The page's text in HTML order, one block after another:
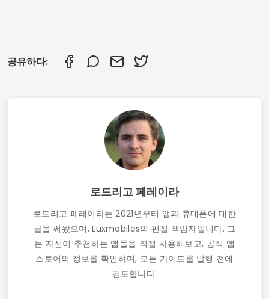
공유하다:
로드리고 페레이라
로드리고 페레이라는 2021년부터 앱과 휴대폰에 대한
글을 써왔으며, Luxmobiles의 편집 책임자입니다. 그
는 자신이 추천하는 앱들을 직접 사용해보고, 공식 앱
스토어의 정보를 확인하며, 모든 가이드를 발행 전에
검토합니다.